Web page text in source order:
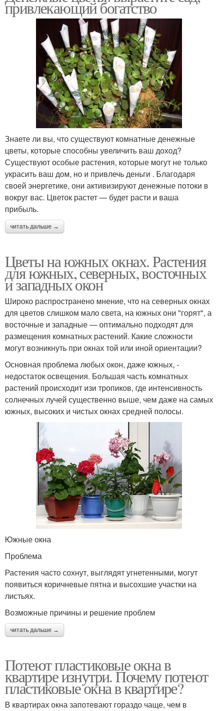
привлекающий богатство
Знаете ли вы, что существуют комнатные денежные
цветы, которые способны увеличить ваш доход?
Существуют особые растения, которые могут не только
украсить ваш дом, но и привлечь деньги . Благодаря
своей энергетике, они активизируют денежные потоки в
вокруг вас. Цветок растет — будет расти и ваша
прибыль.
читать дальше →
Цветы на южных окнах. Растения
для южных, северных, восточных
и западных окон
Широко распространено мнение, что на северных окнах
для цветов слишком мало света, на южных они "горят", а
восточные и западные — оптимально подходят для
размещения комнатных растений. Какие сложности
могут возникнуть при окнах той или иной ориентации?
Основная проблема любых окон, даже южных, -
недостаток освещения. Большая часть комнатных
растений происходит изи тропиков, где интенсивность
солнечных лучей существенно выше, чем даже на самых
южных, высоких и чистых окнах средней полосы.
Южные окна
Проблема
Растения часто сохнут, выглядят угнетенными, могут
появиться коричневые пятна и высохшие участки на
листьях.
Возможные причины и решение проблем
читать дальше →
Потеют пластиковые окна в
квартире изнутри. Почему потеют
пластиковые окна в квартире?
В квартирах окна запотевают гораздо чаще, чем в